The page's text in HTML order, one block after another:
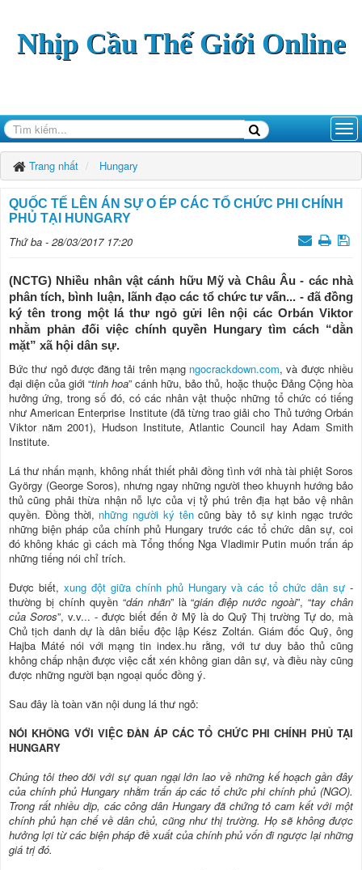
Nhịp Cầu Thế Giới Online
Trang nhất Hungary
QUỐC TẾ LÊN ÁN SỰ O ÉP CÁC TỔ CHỨC PHI CHÍNH
PHỦ TẠI HUNGARY
Thứ ba - 28/03/2017 17:20
(NCTG) Nhiều nhân vật cánh hữu Mỹ và Châu Âu - các nhà
phân tích, bình luận, lãnh đạo các tổ chức tư vấn... - đã đồng
ký tên trong một lá thư ngỏ gửi lên nội các Orbán Viktor
nhằm phản đối việc chính quyền Hungary tìm cách “dằn
mặt” xã hội dân sự.
Bức thư ngỏ được đăng tải trên mạng ngocrackdown.com, và được nhiều
đại diện của giới “tinh hoa” cánh hữu, bảo thủ, hoặc thuộc Đảng Cộng hòa
hưởng ứng, trong số đó, có các nhân vật thuộc những tổ chức có tiếng
như American Enterprise Institute (đã từng trao giải cho Thủ tướng Orbán
Viktor năm 2001), Hudson Institute, Atlantic Council hay Adam Smith
Institute.
Lá thư nhấn mạnh, không nhất thiết phải đồng tình với nhà tài phiệt Soros
György (George Soros), nhưng ngay những người theo khuynh hướng bảo
thủ cũng phải thừa nhận nỗ lực của vị tỷ phú trên địa hạt bảo vệ nhân
quyền. Đồng thời, những người ký têncũng bày tỏ sự kinh ngạc trước
những biện pháp của chính phủ Hungary trước các tổ chức dân sự, coi
đó không khác gì cách mà Tổng thống Nga Vladimir Putin muốn trấn áp
những tiếng nói chỉ trích.
Được biết, xung đột giữa chính phủ Hungary và các tổ chức dân sự -
thường bị chính quyền “dán nhãn” là “gián điệp nước ngoài”, “tay chân
của Soros”, v.v... - được biết đến ở Mỹ là do Quỹ Thị trường Tự do, mà
Chủ tịch danh dự là dân biểu độc lập Kész Zoltán. Giám đốc Quỹ, ông
Hajba Máté nói với mạng tin index.hu rằng, với tư duy bảo thủ cũng
không chấp nhận được việc cắt xén không gian dân sự, và điều này cũng
được những người bạn ngoại quốc đồng ý.
Sau đây là toàn văn nội dung lá thư ngỏ:
NÓI KHÔNG VỚI VIỆC ĐÀN ÁP CÁC TỔ CHỨC PHI CHÍNH PHỦ TẠI
HUNGARY
Chúng tôi theo dõi với sự quan ngại lớn lao về những kế hoạch gần đây
của chính phủ Hungary nhằm trấn áp các tổ chức phi chính phủ (NGO).
Trong rất nhiều dịp, các công dân Hungary đã chứng tỏ cam kết với một
chính phủ hạn chế về dân chủ, cũng như thị trường. Họ sẽ không được
hưởng lợi từ các biện pháp đề xuất của chính phủ vốn đi ngược lại những
giá trị đó.